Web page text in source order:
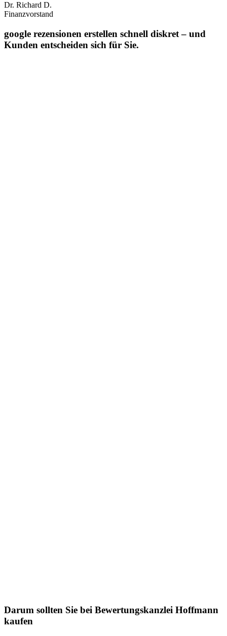
Dr. Richard D.
Finanzvorstand
google rezensionen erstellen schnell diskret – und
Kunden entscheiden sich für Sie.
Darum sollten Sie bei Bewertungskanzlei Hoffmann
kaufen